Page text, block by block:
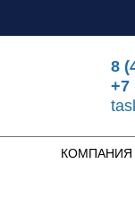
8
+7
КОМПАНИЯ